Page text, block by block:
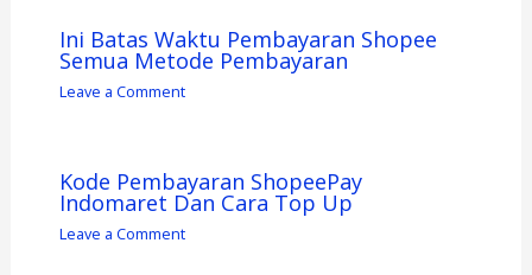
Ini Batas Waktu Pembayaran Shopee
Semua Metode Pembayaran
Leave a Comment
Kode Pembayaran ShopeePay
Indomaret Dan Cara Top Up
Leave a Comment